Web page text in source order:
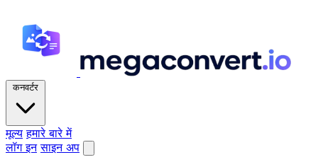
कनवर्टर
मूल्य हमारे बारे में
लॉग इन साइन अप